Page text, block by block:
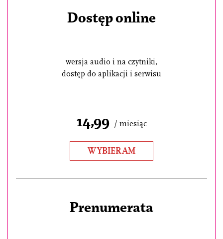
Dostęp online
wersja audio i na czytniki,
dostęp do aplikacji i serwisu
14,99 / miesiąc
WYBIERAM
Prenumerata